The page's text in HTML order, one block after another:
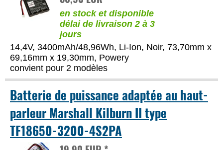
en stock et disponible
délai de livraison 2 à 3
jours
14,4V, 3400mAh/48,96Wh, Li-Ion, Noir, 73,70mm x
69,16mm x 19,30mm, Powery
convient pour 2 modèles
Batterie de puissance adaptée au haut-
parleur Marshall Kilburn II type
TF18650-3200-4S2PA